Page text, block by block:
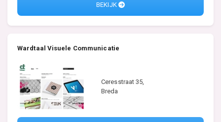
BEKIJK
Wardtaal Visuele Communicatie
Ceresstraat 35,
Breda